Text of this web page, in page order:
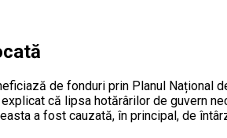
de fonduri prin Planul Național
că lipsa hotărârilor de guvern
a fost cauzată, în principal, de